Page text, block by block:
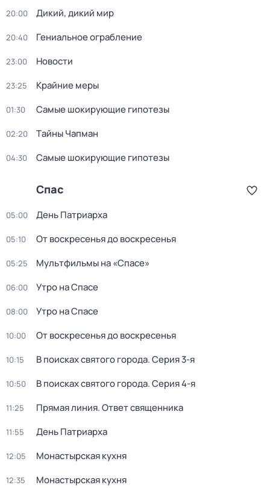
20:00 Дикий, дикий мир
20:40 Гениальное ограбление
23:00 Новости
23:25 Крайние меры
01:30 Самые шoкиpующие гипотезы
02:20 Тaйны Чапман
04:30 Самые шoкиpующие гипотезы
Спас
05:00 День Патриарха
05:10 От воскресенья до воскресенья
05:25 Мультфильмы на «Спасе»
06:00 Утро на Спасе
08:00 Утро на Спасе
10:00 От воскресенья до воскресенья
10:15 В поисках святого города. Серия 3-я
10:50 В поисках святого города. Серия 4-я
11:25 Прямая линия. Ответ священника
11:55 День Патриарха
12:05 Монaстыpская кухня
12:35 Монaстыpская кухня